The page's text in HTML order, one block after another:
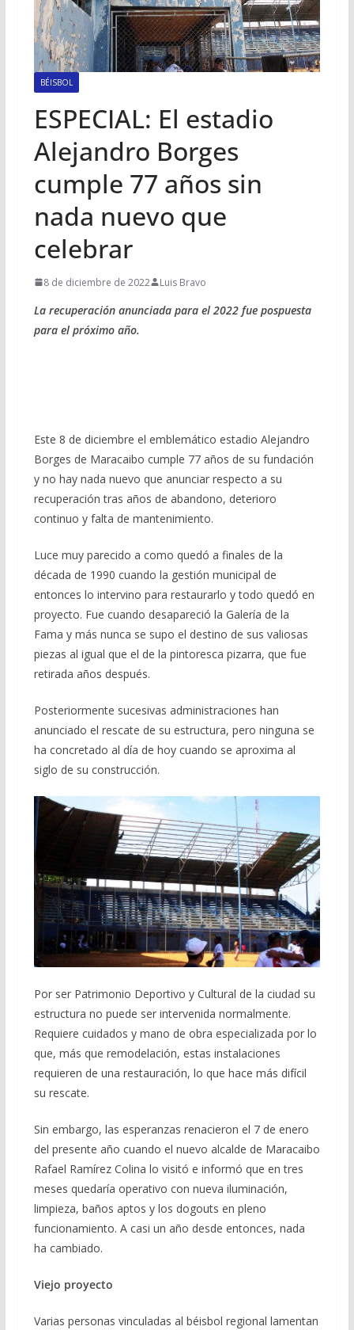
BÉISBOL
ESPECIAL: El estadio
Alejandro Borges
cumple 77 años sin
nada nuevo que
celebrar
8 de diciembre de 2022 Luis Bravo
La recuperación anunciada para el 2022 fue pospuesta
para el próximo año.
Este 8 de diciembre el emblemático estadio Alejandro
Borges de Maracaibo cumple 77 años de su fundación
y no hay nada nuevo que anunciar respecto a su
recuperación tras años de abandono, deterioro
continuo y falta de mantenimiento.
Luce muy parecido a como quedó a finales de la
década de 1990 cuando la gestión municipal de
entonces lo intervino para restaurarlo y todo quedó en
proyecto. Fue cuando desapareció la Galería de la
Fama y más nunca se supo el destino de sus valiosas
piezas al igual que el de la pintoresca pizarra, que fue
retirada años después.
Posteriormente sucesivas administraciones han
anunciado el rescate de su estructura, pero ninguna se
ha concretado al día de hoy cuando se aproxima al
siglo de su construcción.
Por ser Patrimonio Deportivo y Cultural de la ciudad su
estructura no puede ser intervenida normalmente.
Requiere cuidados y mano de obra especializada por lo
que, más que remodelación, estas instalaciones
requieren de una restauración, lo que hace más difícil
su rescate.
Sin embargo, las esperanzas renacieron el 7 de enero
del presente año cuando el nuevo alcalde de Maracaibo
Rafael Ramírez Colina lo visitó e informó que en tres
meses quedaría operativo con nueva iluminación,
limpieza, baños aptos y los dogouts en pleno
funcionamiento. A casi un año desde entonces, nada
ha cambiado.
Viejo proyecto
Varias personas vinculadas al béisbol regional lamentan